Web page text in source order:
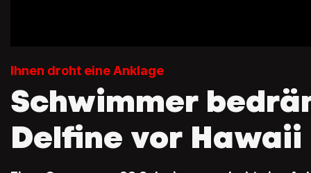
Ihnen droht eine Anklage
Schwimmer
Delfine vor Hawaii